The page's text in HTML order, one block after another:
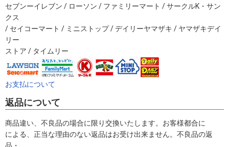
セブンーイレブン / ローソン / ファミリーマート / サークルK・サン
クス
/ セイコーマート / ミニストップ / デイリーヤマザキ / ヤマザキデイ
リー
ストア / タイムリー
お支払について
返品について
商品違い、不良品の場合に限り交換いたします。お客様都合に
による、正当な理由のない返品はお受け出来ません。不良品の返